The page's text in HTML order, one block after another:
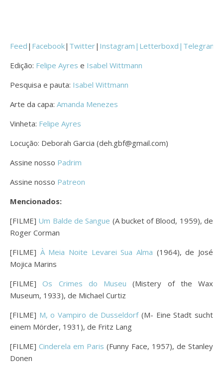
Feed | Facebook| Twitter| Instagram| Letterboxd | Telegram
Edição: Felipe Ayres e Isabel Wittmann
Pesquisa e pauta: Isabel Wittmann
Arte da capa: Amanda Menezes
Vinheta: Felipe Ayres
Locução: Deborah Garcia (deh.gbf@gmail.com)
Assine nosso Padrim
Assine nosso Patreon
Mencionados:
[FILME] Um Balde de Sangue (A bucket of Blood, 1959), de
Roger Corman
[FILME] À Meia Noite Levarei Sua Alma (1964), de José
Mojica Marins
[FILME]Os Crimes do Museu (Mistery of the Wax
Museum, 1933), de Michael Curtiz
[FILME] M, o Vampiro de Dusseldorf(M- Eine Stadt sucht
einem Mörder, 1931), de Fritz Lang
[FILME] Cinderela em Paris (Funny Face, 1957), de Stanley
Donen